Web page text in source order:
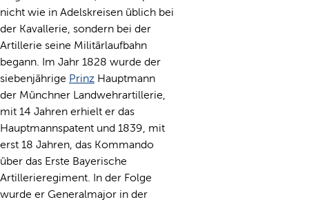
nicht wie in Adelskreisen üblich bei
der Kavallerie, sondern bei der
Artillerie seine Militärlaufbahn
begann. Im Jahr 1828 wurde der
siebenjährige Prinz Hauptmann
der Münchner Landwehrartillerie,
mit 14 Jahren erhielt er das
Hauptmannspatent und 1839, mit
erst 18 Jahren, das Kommando
über das Erste Bayerische
Artillerieregiment. In der Folge
wurde er Generalmajor in der